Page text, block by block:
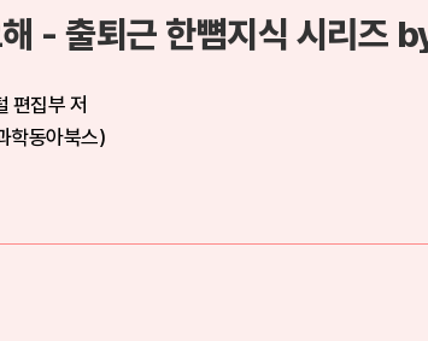
- 출퇴근 한뼘지식 시리즈
편집부 저
학동아북스)